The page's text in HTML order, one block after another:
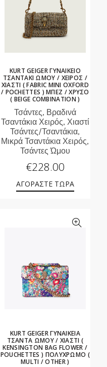
KURT GEIGER ΓΥΝΑΙΚΕΙΟ
ΤΣΑΝΤΑΚΙ ΩΜΟΥ / ΧΕΙΡΟΣ /
ΧΙΑΣΤΙ ( FABRIC MINI OXFORD
/ POCHETTES ) ΜΠΕΖ / ΧΡΥΣΟ
( BEIGE COMBINATION )
Τσάντες, Βραδινά
Τσαντάκια Χειρός, Χιαστί
Τσάντες/Τσαντάκια,
Μικρά Τσαντάκια Χειρός,
Τσάντες Ώμου
€228.00
ΑΓΟΡΑΣΤΕ ΤΩΡΑ
KURT GEIGER ΓΥΝΑΙΚΕΙΑ
ΤΣΑΝΤΑ ΩΜΟΥ / ΧΙΑΣΤΙ (
KENSINGTON BAG FLOWER /
POUCHETTES ) ΠΟΛΥΧΡΩΜΟ (
MULTI / OTHER )